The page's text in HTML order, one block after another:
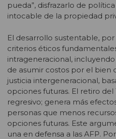
pueda”, disfrazarlo de
intocable de la propiedad
El desarrollo sustentable,
criterios éticos
intrageneracional,
de asumir costos por el bien
justicia intergeneracional,
opciones futuras. El retiro
regresivo; genera más
personas que menos
opciones futuras. Este
una en defensa a las AFP.